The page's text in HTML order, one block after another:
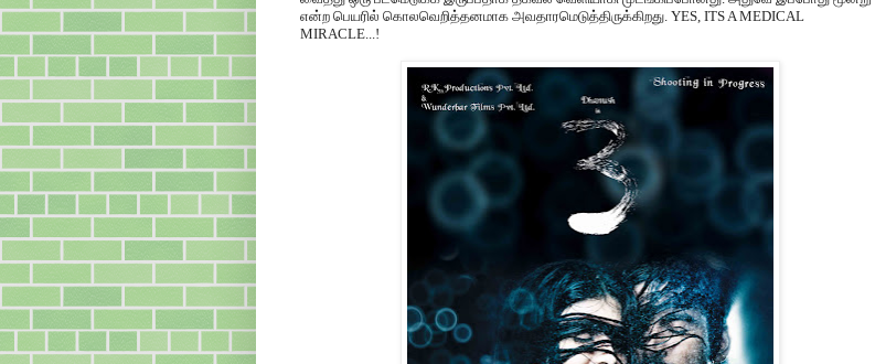
என்ற பெயரில் கொலவெறித்தனமாக அவதாரமெடுத்திருக்கிறது. YES, ITS A MEDICAL
MIRACLE...!